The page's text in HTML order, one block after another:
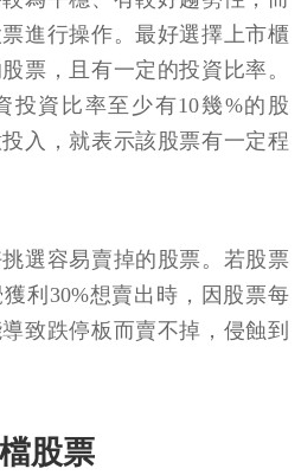
進行操作。最好選擇上市櫃
票，且有一定的投資比率。
投資比率至少有10幾%的股
入，就表示該股票有一定程
選容易賣掉的股票。若股票
利30%想賣出時，因股票每
致跌停板而賣不掉，侵蝕到
股票